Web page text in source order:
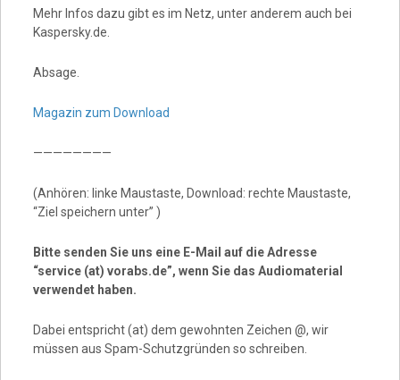
Mehr Infos dazu gibt es im Netz, unter anderem auch bei
Kaspersky.de.
Absage.
Magazin zum Download
————————
(Anhören: linke Maustaste, Download: rechte Maustaste,
“Ziel speichern unter” )
Bitte senden Sie uns eine E-Mail auf die Adresse
“service (at) vorabs.de”, wenn Sie das Audiomaterial
verwendet haben.
Dabei entspricht (at) dem gewohnten Zeichen @, wir
müssen aus Spam-Schutzgründen so schreiben.